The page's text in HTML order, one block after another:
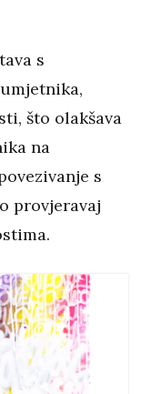
s
što olakšava
na
s
provjeravaj